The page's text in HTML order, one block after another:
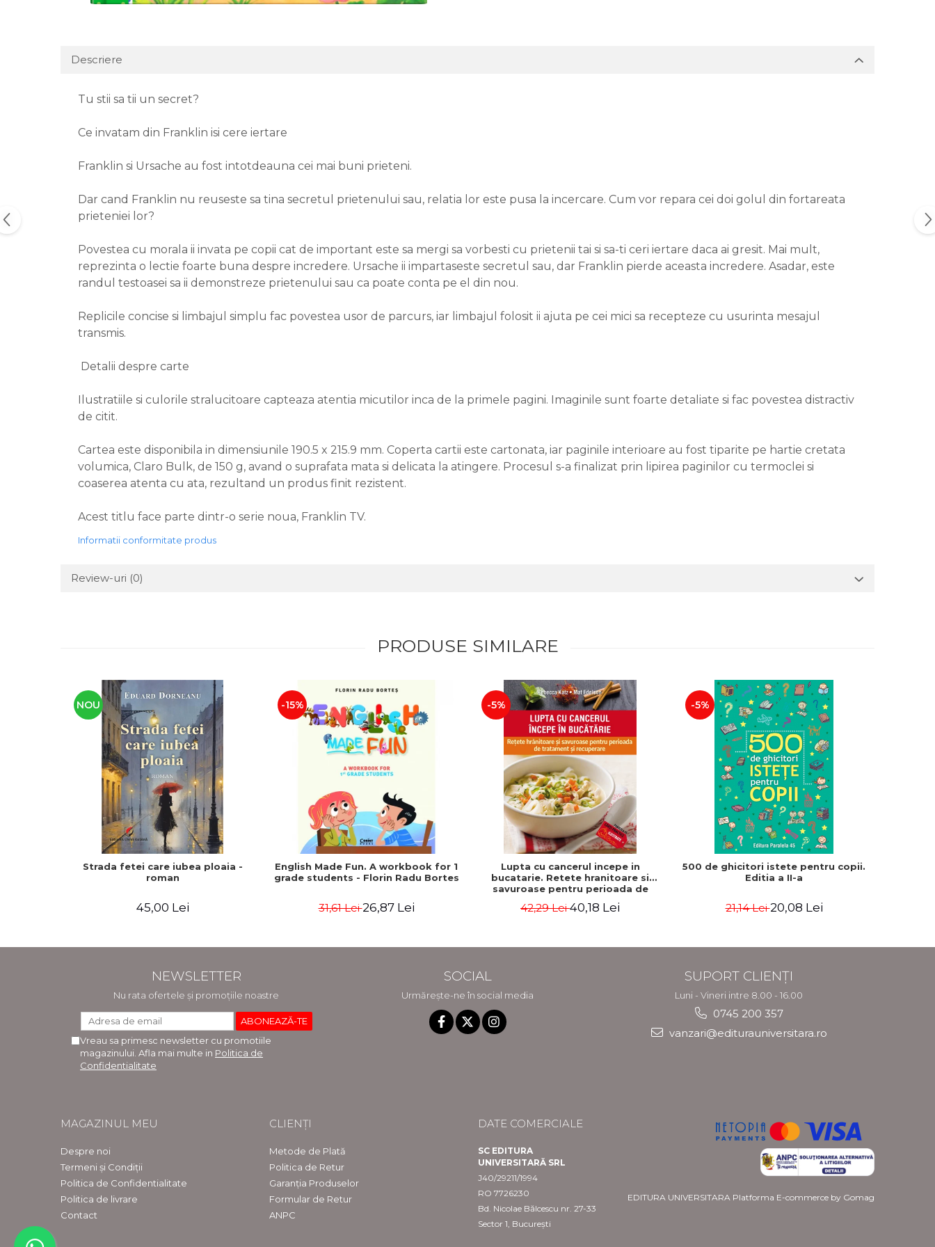
Descriere
Tu stii sa tii un secret?
Ce invatam din Franklin isi cere iertare
Franklin si Ursache au fost intotdeauna cei mai buni prieteni.
Dar cand Franklin nu reuseste sa tina secretul prietenului sau, relatia lor este pusa la incercare. Cum vor repara cei doi golul din fortareata
prieteniei lor?
Povestea cu morala ii invata pe copii cat de important este sa mergi sa vorbesti cu prietenii tai si sa-ti ceri iertare daca ai gresit. Mai mult,
reprezinta o lectie foarte buna despre incredere. Ursache ii impartaseste secretul sau, dar Franklin pierde aceasta incredere. Asadar, este
randul testoasei sa ii demonstreze prietenului sau ca poate conta pe el din nou.
Replicile concise si limbajul simplu fac povestea usor de parcurs, iar limbajul folosit ii ajuta pe cei mici sa recepteze cu usurinta mesajul
transmis.
Detalii despre carte
Ilustratiile si culorile stralucitoare capteaza atentia micutilor inca de la primele pagini. Imaginile sunt foarte detaliate si fac povestea distractiv
de citit.
Cartea este disponibila in dimensiunile 190.5 x 215.9 mm. Coperta cartii este cartonata, iar paginile interioare au fost tiparite pe hartie cretata
volumica, Claro Bulk, de 150 g, avand o suprafata mata si delicata la atingere. Procesul s-a finalizat prin lipirea paginilor cu termoclei si
coaserea atenta cu ata, rezultand un produs finit rezistent.
Acest titlu face parte dintr-o serie noua, Franklin TV.
Informatii conformitate produs
Review-uri (0)
PRODUSE SIMILARE
NOU
Strada fetei care iubea ploaia -
roman
45,00 Lei
-15%
English Made Fun. A workbook for 1
grade students - Florin Radu Bortes
31,61 Lei26,87 Lei
-5%
Lupta cu cancerul incepe in
bucatarie. Retete hranitoare si
savuroase pentru perioada de
Katz, Mat Edelson
42,29 Lei40,18 Lei
-5%
500 de ghicitori istete pentru copii.
Editia a II-a
21,14 Lei20,08 Lei
NEWSLETTER
Nu rata ofertele și promoțiile noastre
Vreau sa primesc newsletter cu promotiile
magazinului. Afla mai multe in Politica de
Confidentialitate
SOCIAL
Urmărește-ne în social media
SUPORT CLIENȚI
Luni - Vineri intre 8.00 - 16.00
0745 200 357
vanzari@editurauniversitara.ro
MAGAZINUL MEU
Despre noi
Termeni și Condiții
Politica de Confidentialitate
Politica de livrare
Contact
CLIENȚI
Metode de Plată
Politica de Retur
Garanția Produselor
Formular de Retur
ANPC
DATE COMERCIALE
SC EDITURA
UNIVERSITARĂ SRL
J40/29211/1994
RO 7726230
Bd. Nicolae Bălcescu nr. 27-33
Sector 1, București
EDITURA UNIVERSITARA Platforma E-commerce by Gomag